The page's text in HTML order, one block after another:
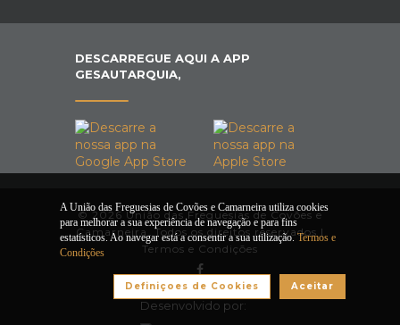
DESCARREGUE AQUI A APP
GESAUTARQUIA,
© 2026 União das Freguesias de Covões e
Camarneira. Todos os direitos reservados |
Termos e Condições
Desenvolvido por:
A União das Freguesias de Covões e Camarneira utiliza cookies
para melhorar a sua experiência de navegação e para fins
estatísticos. Ao navegar está a consentir a sua utilização.Termos e
Condições
Aceitar
Definiçoes de Cookies